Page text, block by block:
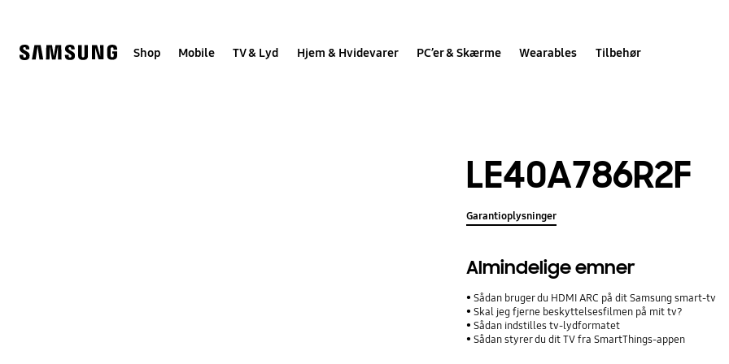
Shop Mobile TV & Lyd Hjem & Hvidevarer PC’er & Skærme Wearables Tilbehør
LE40A786R2F
Garantioplysninger
Almindelige emner
Sådan bruger du HDMI ARC på dit Samsung smart-tv
Skal jeg fjerne beskyttelsesfilmen på mit tv?
Sådan indstilles tv-lydformatet
Sådan styrer du dit TV fra SmartThings-appen